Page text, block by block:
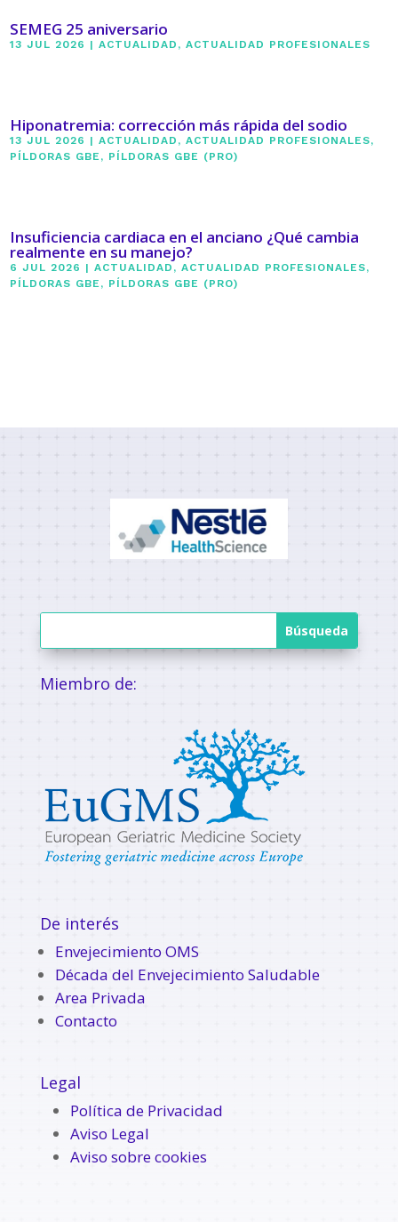
SEMEG 25 aniversario
13 JUL 2026 |ACTUALIDAD ,ACTUALIDAD PROFESIONALES
Hiponatremia: corrección más rápida del sodio
13 JUL 2026 |ACTUALIDAD ,ACTUALIDAD PROFESIONALES,
PÍLDORAS GBE , PÍLDORAS GBE (PRO)
Insuficiencia cardiaca en el anciano ¿Qué cambia
realmente en su manejo?
6 JUL 2026 |ACTUALIDAD ,ACTUALIDAD PROFESIONALES,
PÍLDORAS GBE , PÍLDORAS GBE (PRO)
Miembro de:
De interés
Envejecimiento OMS
Década del Envejecimiento Saludable
Area Privada
Contacto
Legal
Política de Privacidad
Aviso Legal
Aviso sobre cookies